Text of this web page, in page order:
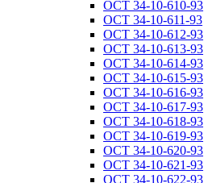
ОСТ 34-10-610-93
ОСТ 34-10-611-93
ОСТ 34-10-612-93
ОСТ 34-10-613-93
ОСТ 34-10-614-93
ОСТ 34-10-615-93
ОСТ 34-10-616-93
ОСТ 34-10-617-93
ОСТ 34-10-618-93
ОСТ 34-10-619-93
ОСТ 34-10-620-93
ОСТ 34-10-621-93
ОСТ 34-10-622-93